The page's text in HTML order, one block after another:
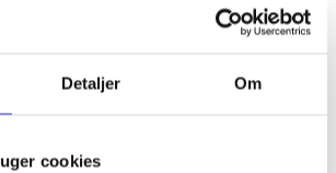
Detaljer Om
cookies
ipsum dolor sit amet ...
ofte om